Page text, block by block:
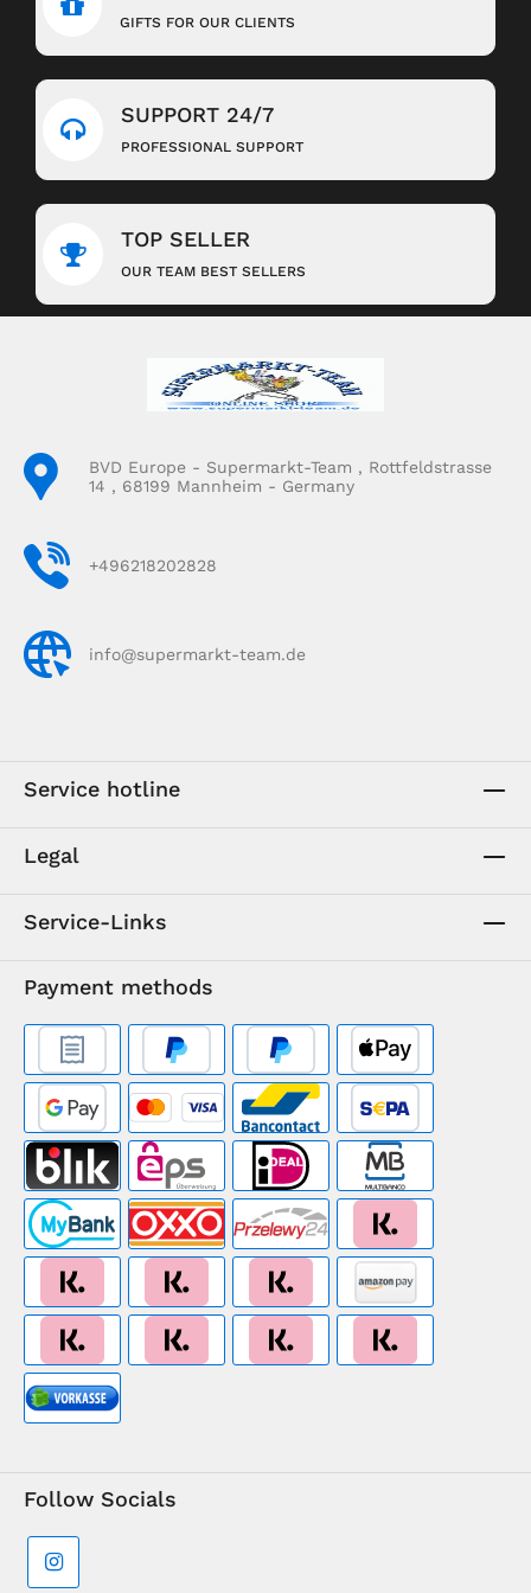
GIFTS FOR OUR CLIENTS
SUPPORT 24/7
PROFESSIONAL SUPPORT
TOP SELLER
OUR TEAM BEST SELLERS
BVD Europe - Supermarkt-Team , Rottfeldstrasse
14 , 68199 Mannheim - Germany
+496218202828
info@supermarkt-team.de
Service hotline
Legal
Service-Links
Payment methods
Follow Socials